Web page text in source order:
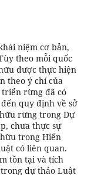
niệm cơ bản,
theo mỗi quốc
được thực hiện
theo ý chí của
triển rừng đã có
quy định về sở
rừng trong Dự
chưa thực sự
trong Hiến
có liên quan.
tồn tại và tích
dự thảo Luật